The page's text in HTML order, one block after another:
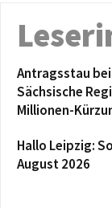
Antragsstau
Sächsische
Millionen-
Hallo Leipzig:
August 2026